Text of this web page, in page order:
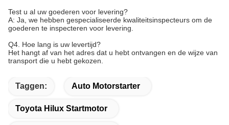
Test u al uw goederen voor levering?
A: Ja, we hebben gespecialiseerde kwaliteitsinspecteurs om de
goederen te inspecteren voor levering.
Q4. Hoe lang is uw levertijd?
Het hangt af van het adres dat u hebt ontvangen en de wijze van
transport die u hebt gekozen.
Taggen: Auto Motorstarter
Toyota Hilux Startmotor